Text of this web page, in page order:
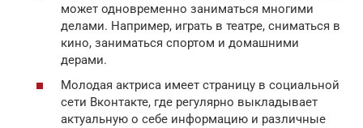
может одновременно заниматься многими
делами. Например, играть в театре, сниматься в
кино, заниматься спортом и домашними
дерами.
Молодая актриса имеет страницу в социальной
сети Вконтакте, где регулярно выкладывает
актуальную о себе информацию и различные